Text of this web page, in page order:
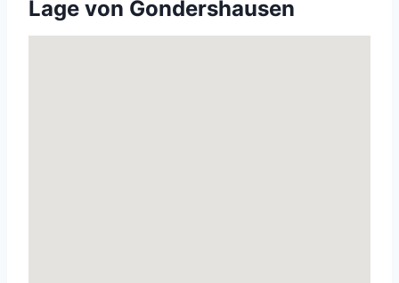
Lage von Gondershausen